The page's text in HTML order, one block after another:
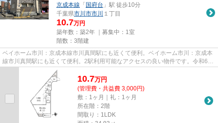
京成本線 「 国府台 」駅 徒歩10分
千葉県市川市市川 １丁目
10.7万円
築年数：築2年 ｜募集中： 1室
階数：3階建
ベイホーム市川：京成本線市川真間駅にも近くて便利。ベイホーム市川：京成本
線市川真間駅にも近くて便利。2駅利用可能なアクセスの良い物件です。令和6年
築の物件です。当社スタッフ...
10.7万円
(管理費・共益費 3,000円)
敷：1ヶ月｜礼：1ヶ月
所在階：2階
間取り：1LDK